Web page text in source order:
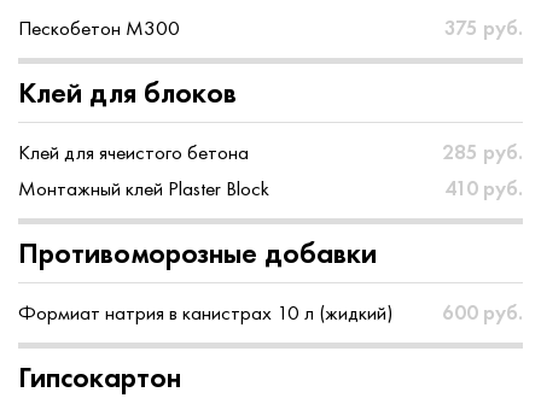
Пескобетон М300 375 руб.
Клей для блоков
Клей для ячеистого бетона
285 руб.
Монтажный клей Plaster Block
410 руб.
Противоморозные добавки
Формиат натрия в канистрах 10 л (жидкий) 600 руб.
Гипсокартон